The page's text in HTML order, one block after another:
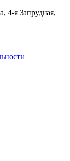
4-я Запрудная,